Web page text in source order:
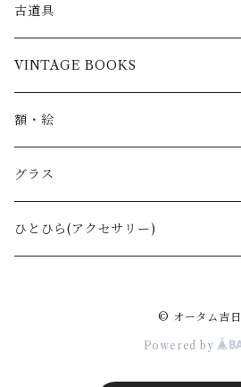
ウォールハンギング
古道具
刃物
鋏
VINTAGE BOOKS
額・絵
グラス
ひとひら(アクセサリー)
© オータム吉日
Powered by